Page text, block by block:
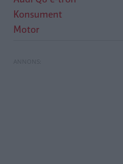
Konsument
Motor